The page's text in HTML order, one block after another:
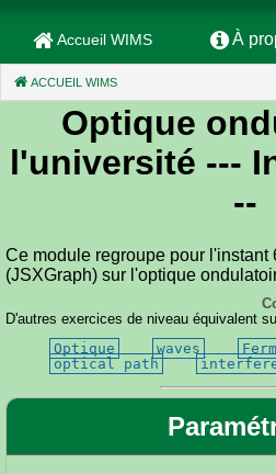
Accueil WIMS À
ACCUEIL WIMS
Optique
l'université ---
--
Ce module regroupe pour l'instant
(JSXGraph) sur l'optique
D'autres exercices de niveau équivalent
Optique
waves
optical path